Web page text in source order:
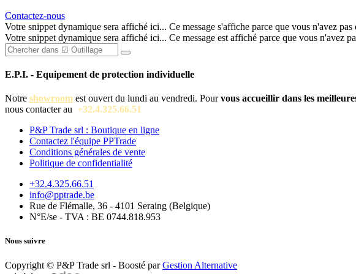
Contactez-nous
Votre snippet dynamique sera affiché ici... Ce message s'affiche parce que vous n'avez
Votre snippet dynamique sera affiché ici... Ce message est affiché parce que vous n'avez
E.P.I. - Equipement de protection individuelle
Notre showroom est ouvert du lundi au vendredi. Pourvous accueillir dans les
nous contacter au +32.4.325.66.51
P&P Trade srl : Boutique en ligne
Contactez l'équipe PPTrade
Conditions générales de vente
Politique de confidentialité
+32.4.325.66.51
info@pptrade.be
Rue de Flémalle, 36 - 4101 Seraing (Belgique)
N°E/se - TVA : BE 0744.818.953
Nous suivre
Copyright © P&P Trade srl - Boosté parGestion Alternative